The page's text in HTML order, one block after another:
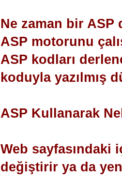
Ne zaman bir ASP
ASP motorunu
ASP kodları
koduyla yazılmış
ASP Kullanarak
Web sayfasındaki
değiştirir ya da